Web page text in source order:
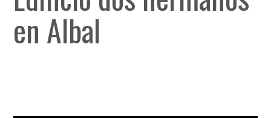
en Albal